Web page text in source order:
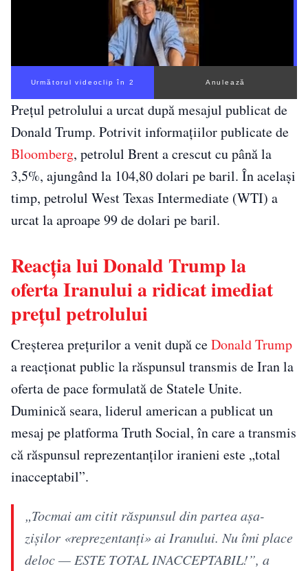
Următorul videoclip în 1 Anulează
Prețul petrolului a urcat după mesajul publicat de
Donald Trump. Potrivit informațiilor publicate de
Bloomberg, petrolul Brent a crescut cu până la
3,5%, ajungând la 104,80 dolari pe baril. În același
timp, petrolul West Texas Intermediate (WTI) a
urcat la aproape 99 de dolari pe baril.
Reacția lui Donald Trump la
oferta Iranului a ridicat imediat
prețul petrolului
Creșterea prețurilor a venit după ceDonald Trump
a reacționat public la răspunsul transmis de Iran la
oferta de pace formulată de Statele Unite.
Duminică seara, liderul american a publicat un
mesaj pe platforma Truth Social, în care a transmis
că răspunsul reprezentanților iranieni este „total
inacceptabil”.
„Tocmai am citit răspunsul din partea așa-
zișilor «reprezentanți» ai Iranului. Nu îmi place
deloc — ESTE TOTAL INACCEPTABIL!”, a